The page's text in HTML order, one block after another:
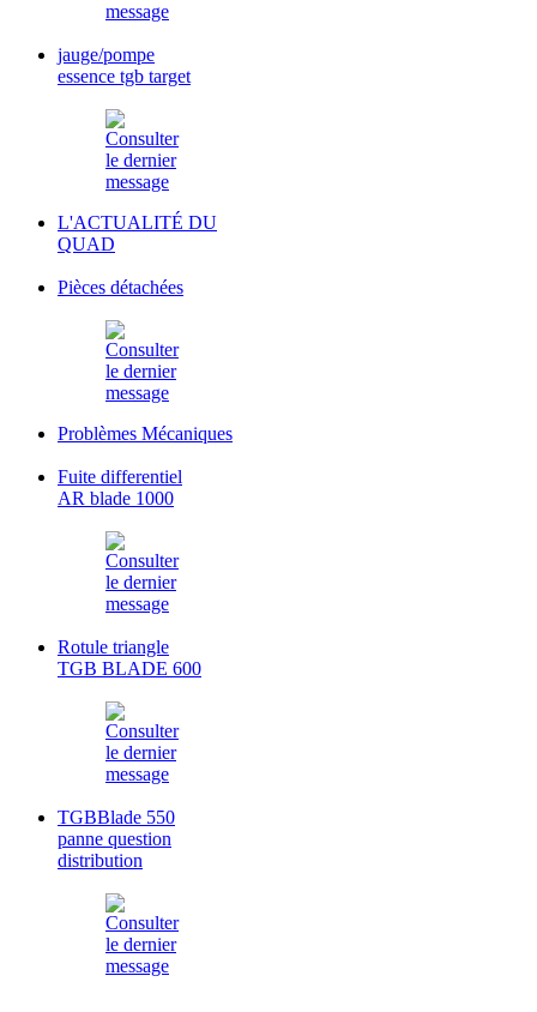
jauge/pompe
essence tgb target
L'ACTUALITÉ DU
QUAD
Pièces détachées
Problèmes Mécaniques
Fuite differentiel
AR blade 1000
Rotule triangle
TGB BLADE 600
TGBBlade 550
panne question
distribution